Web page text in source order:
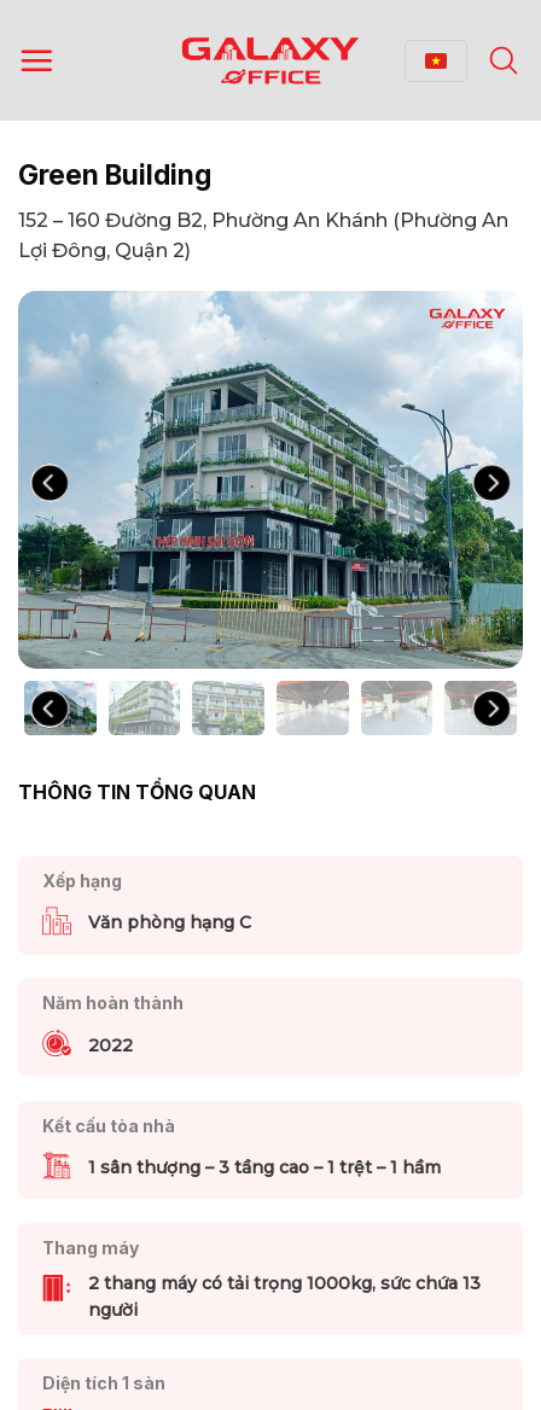
qua
nội
Green Building
152 – 160 Đường B2, Phường An Khánh (Phường An
Lợi Đông, Quận 2)
THÔNG TIN TỔNG QUAN
Xếp hạng
Văn phòng hạng C
Năm hoàn thành
2022
Kết cấu tòa nhà
1 sân thượng – 3 tầng cao – 1 trệt – 1 hầm
Thang máy
2 thang máy có tải trọng 1000kg, sức chứa 13
người
Diện tích 1 sàn